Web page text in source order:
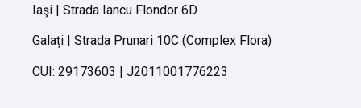
Iaşi | Strada Iancu Flondor 6D
Galați | Strada Prunari 10C (Complex Flora)
CUI: 29173603 | J2011001776223